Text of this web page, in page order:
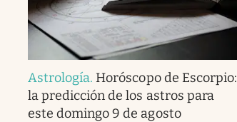
Astrología. Horóscopo de Escorpio:
la predicción de los astros para
este domingo 9 de agosto